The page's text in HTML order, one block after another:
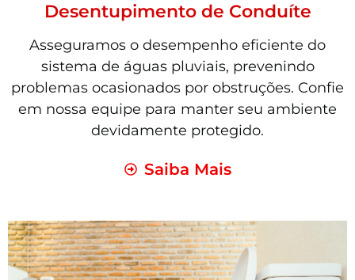
Desentupimento de Conduíte
Asseguramos o desempenho eficiente do
sistema de águas pluviais, prevenindo
problemas ocasionados por obstruções. Confie
em nossa equipe para manter seu ambiente
devidamente protegido.
Saiba Mais